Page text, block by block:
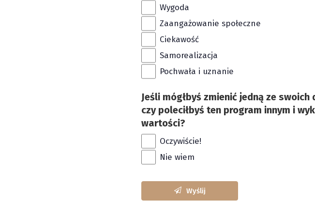
Wygoda
Zaangażowanie społeczne
Ciekawość
Samorealizacja
Pochwała i uznanie
Jeśli mógłbyś zmienić jedną ze
czy poleciłbyś ten program innym i
wartości?
Oczywiście!
Nie wiem
Wyślij